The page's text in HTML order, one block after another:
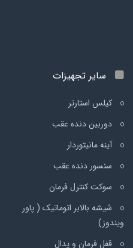
سایر تجهیزات
کیلس استارتر
دوربین دنده عقب
آینه مانیتوردار
سنسور دنده عقب
سوکت کنترل فرمان
شیشه بالابر اتوماتیک ( پاور
ویندوز)
قفل فرمان و پدال